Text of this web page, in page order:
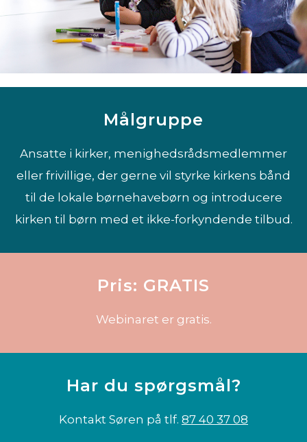
Målgruppe
Ansatte i kirker, menighedsrådsmedlemmer
eller frivillige, der gerne vil styrke kirkens bånd
til de lokale børnehavebørn og introducere
kirken til børn med et ikke-forkyndende tilbud.
Pris: GRATIS
Webinaret er gratis.
Har du spørgsmål?
Kontakt Søren på tlf. 87 40 37 08